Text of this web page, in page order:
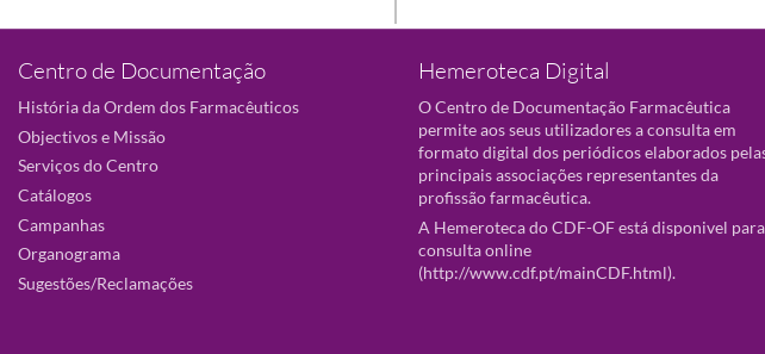
Centro de Documentação
História da Ordem dos Farmacêuticos
Objectivos e Missão
Serviços do Centro
Catálogos
Campanhas
Organograma
Sugestões/Reclamações
Hemeroteca Digital
O Centro de Documentação Farmacêutica
permite aos seus utilizadores a consulta em
formato digital dos periódicos elaborados
principais associações representantes da
profissão farmacêutica.
A Hemeroteca do CDF-OF está disponivel para
consulta online
(http://www.cdf.pt/mainCDF.html).